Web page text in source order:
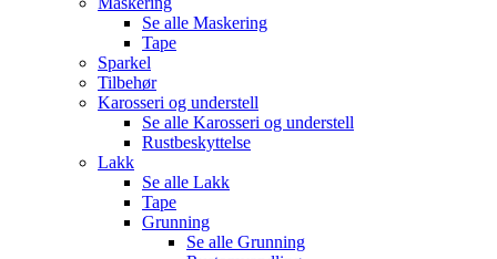
Se alle Maskering
Tape
Sparkel
Tilbehør
Karosseri og understell
Se alle Karosseri og understell
Rustbeskyttelse
Lakk
Se alle Lakk
Tape
Grunning
Se alle Grunning